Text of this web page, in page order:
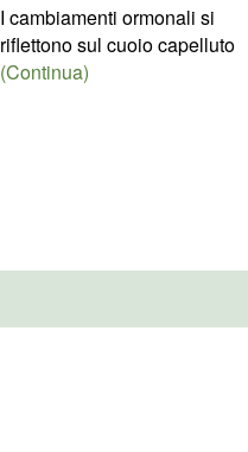
I cambiamenti ormonali si
riflettono sul cuoio capelluto
(Continua)